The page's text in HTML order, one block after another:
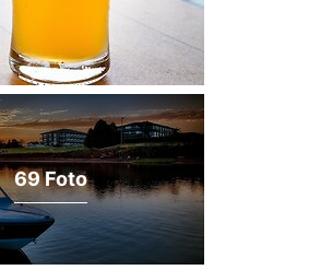
69 Foto